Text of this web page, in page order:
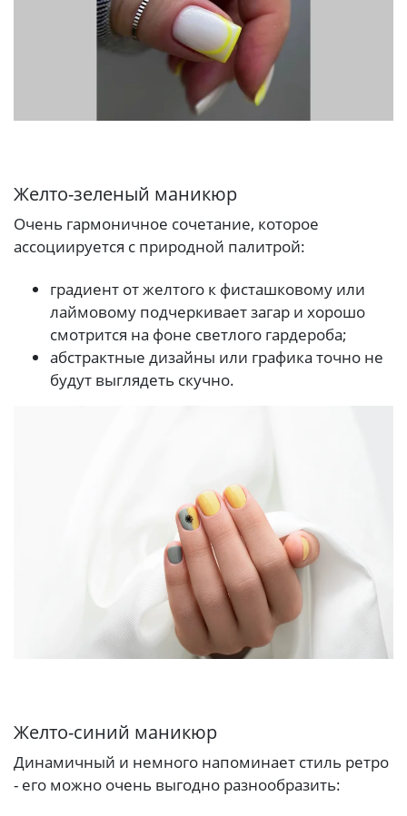
Желто-зеленый маникюр
Очень гармоничное сочетание, которое
ассоциируется с природной палитрой:
градиент от желтого к фисташковому или
лаймовому подчеркивает загар и хорошо
смотрится на фоне светлого гардероба;
абстрактные дизайны или графика точно не
будут выглядеть скучно.
Желто-синий маникюр
Динамичный и немного напоминает стиль ретро
- его можно очень выгодно разнообразить: